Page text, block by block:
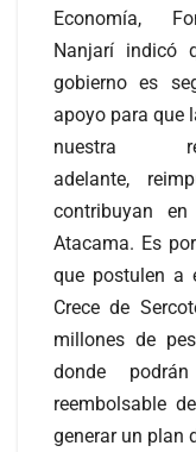
Economía,
Nanjarí indicó
gobierno es
apoyo para que
nuestra
adelante,
contribuyan
Atacama. Es
que postulen a
Crece de
millones de
donde
reembolsable
generar un plan